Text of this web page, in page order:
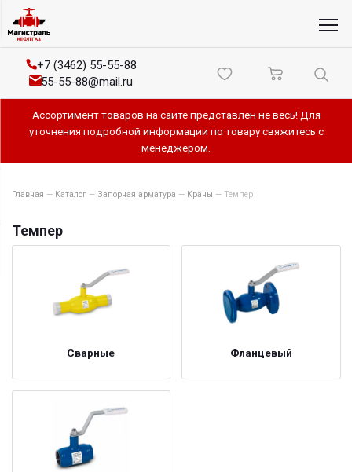
+7 (3462) 55-55-88
55-55-88@mail.ru
Ассортимент товаров на сайте представлен не весь! Для
уточнения подробной информации по товару свяжитесь с
менеджером.
Главная — Каталог — Запорная арматура — Краны — Темпер
Темпер
Сварные Фланцевый